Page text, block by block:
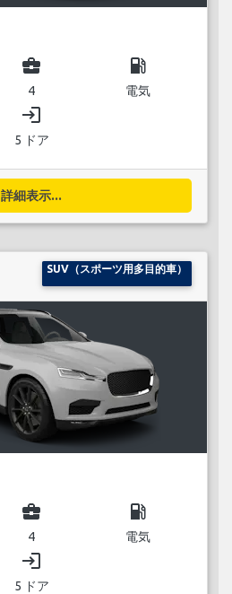
business_center
4
local_gas_station
電気
login
5 ドア
詳細表示...
SUV（スポーツ用多目的車）
business_center
4
local_gas_station
電気
login
5 ドア